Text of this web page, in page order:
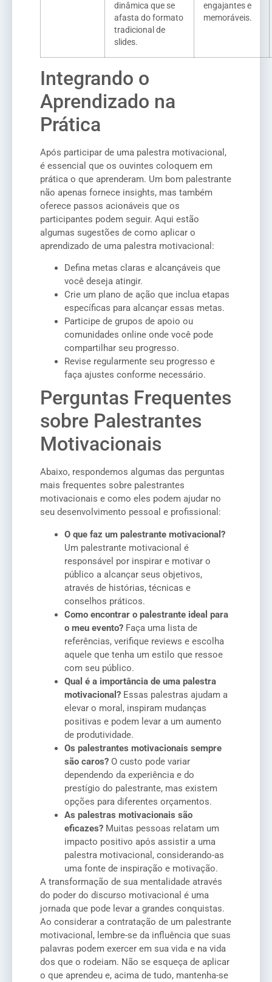
dinâmica que se
afasta do formato
tradicional de
slides.
engajantes e
memoráveis.
Integrando o
Aprendizado na
Prática
Após participar de uma palestra motivacional,
é essencial que os ouvintes coloquem em
prática o que aprenderam. Um bom palestrante
não apenas fornece insights, mas também
oferece passos acionáveis que os
participantes podem seguir. Aqui estão
algumas sugestões de como aplicar o
aprendizado de uma palestra motivacional:
Defina metas claras e alcançáveis que
você deseja atingir.
Crie um plano de ação que inclua etapas
específicas para alcançar essas metas.
Participe de grupos de apoio ou
comunidades online onde você pode
compartilhar seu progresso.
Revise regularmente seu progresso e
faça ajustes conforme necessário.
Perguntas Frequentes
sobre Palestrantes
Motivacionais
Abaixo, respondemos algumas das perguntas
mais frequentes sobre palestrantes
motivacionais e como eles podem ajudar no
seu desenvolvimento pessoal e profissional:
O que faz um palestrante motivacional?
Um palestrante motivacional é
responsável por inspirar e motivar o
público a alcançar seus objetivos,
através de histórias, técnicas e
conselhos práticos.
Como encontrar o palestrante ideal para
o meu evento? Faça uma lista de
referências, verifique reviews e escolha
aquele que tenha um estilo que ressoe
com seu público.
Qual é a importância de uma palestra
motivacional? Essas palestras ajudam a
elevar o moral, inspiram mudanças
positivas e podem levar a um aumento
de produtividade.
Os palestrantes motivacionais sempre
são caros? O custo pode variar
dependendo da experiência e do
prestígio do palestrante, mas existem
opções para diferentes orçamentos.
As palestras motivacionais são
eficazes? Muitas pessoas relatam um
impacto positivo após assistir a uma
palestra motivacional, considerando-as
uma fonte de inspiração e motivação.
A transformação de sua mentalidade através
do poder do discurso motivacional é uma
jornada que pode levar a grandes conquistas.
Ao considerar a contratação de um palestrante
motivacional, lembre-se da influência que suas
palavras podem exercer em sua vida e na vida
dos que o rodeiam. Não se esqueça de aplicar
o que aprendeu e, acima de tudo, mantenha-se